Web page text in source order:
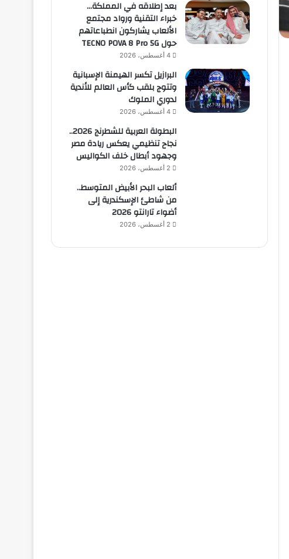
بعد إطلاقه في المملكة…
خبراء التقنية ورواد مجتمع
الألعاب يشاركون انطباعاتهم
حول TECNO POVA 8 Pro 5G
4 أغسطس، 2026
البرازيل تكسر الهيمنة الإسبانية
وتتوج بلقب كأس العالم للأندية
لدوري الملوك
4 أغسطس، 2026
البطولة العربية للشطرنج 2026..
نجاح تنظيمي يعكس ريادة مصر
وجهود أبطال خلف الكواليس
2 أغسطس، 2026
ألعاب البحر الأبيض المتوسط..
من شاطئ الإسكندرية إلى
أضواء تارانتو 2026
2 أغسطس، 2026